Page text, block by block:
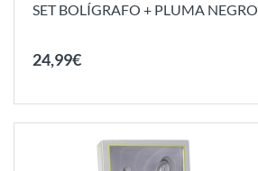
SET BOLÍGRAFO + PLUMA NEGRO
24,99€